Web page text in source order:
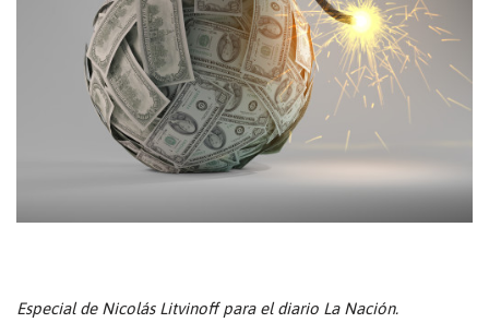
Especial de Nicolás Litvinoff para el diario La Nación.